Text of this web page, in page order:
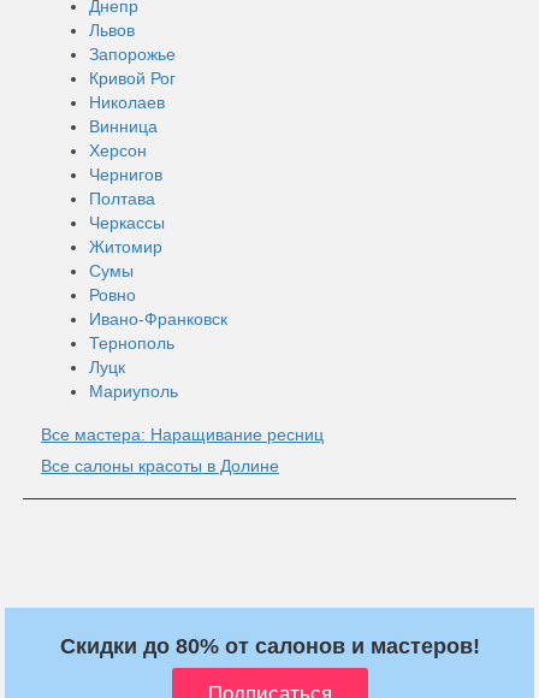
Днепр
Львов
Запорожье
Кривой Рог
Николаев
Винница
Херсон
Чернигов
Полтава
Черкассы
Житомир
Сумы
Ровно
Ивано-Франковск
Тернополь
Луцк
Мариуполь
Все мастера: Наращивание ресниц
Все салоны красоты в Долине
Скидки до 80% от салонов и мастеров!